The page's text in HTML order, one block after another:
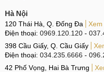
Hà Nội
120 Thái Hà, Q. Đống Đa
Điện thoại: 0969.120.120 -
398 Cầu Giấy, Q. Cầu Giấy
Điện thoại: 034.235.6666 -
42 Phố Vọng, Hai Bà Trưng